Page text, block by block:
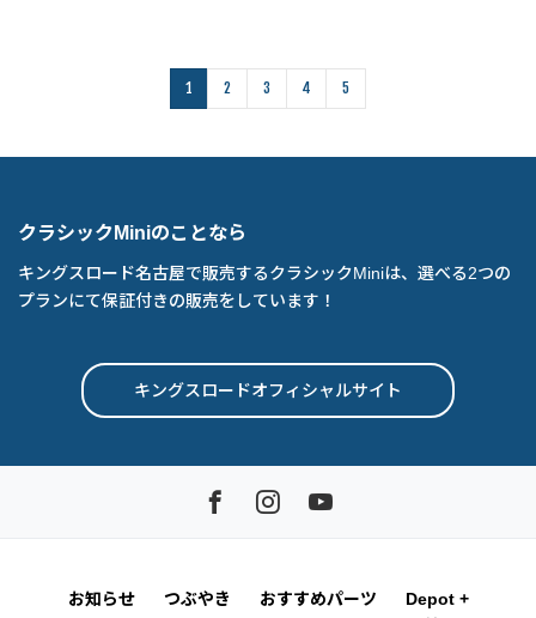
1 2 3 4 5
クラシックMiniのことなら
キングスロード名古屋で販売するクラシックMiniは、選べる2つの
プランにて保証付きの販売をしています！
キングスロードオフィシャルサイト
お知らせ つぶやき おすすめパーツ
Depot +